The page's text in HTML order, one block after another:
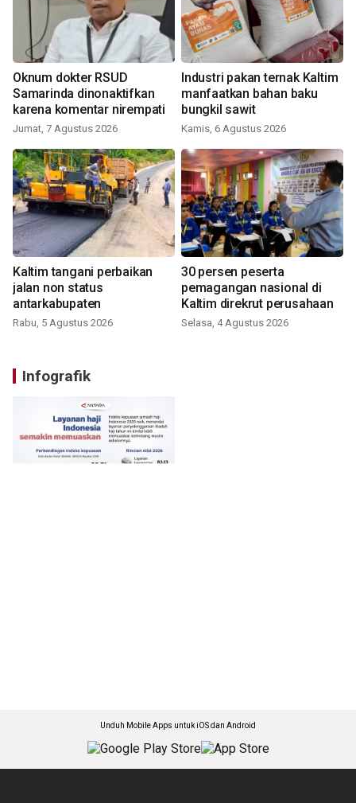
Oknum dokter RSUD
Samarinda dinonaktifkan
karena komentar nirempati
Jumat, 7 Agustus 2026
Industri pakan ternak Kaltim
manfaatkan bahan baku
bungkil sawit
Kamis, 6 Agustus 2026
Kaltim tangani perbaikan
jalan non status
antarkabupaten
Rabu, 5 Agustus 2026
30 persen peserta
pemagangan nasional di
Kaltim direkrut perusahaan
Selasa, 4 Agustus 2026
Infografik
Unduh Mobile Apps untuk iOS dan Android